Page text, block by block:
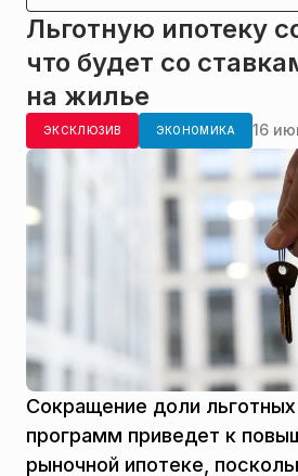
Льготную ипотеку
что будет со
на жилье
ЭКСКЛЮЗИВ ЭКОНОМИКА 16
Сокращение доли
программ приведет к
рыночной ипотеке,